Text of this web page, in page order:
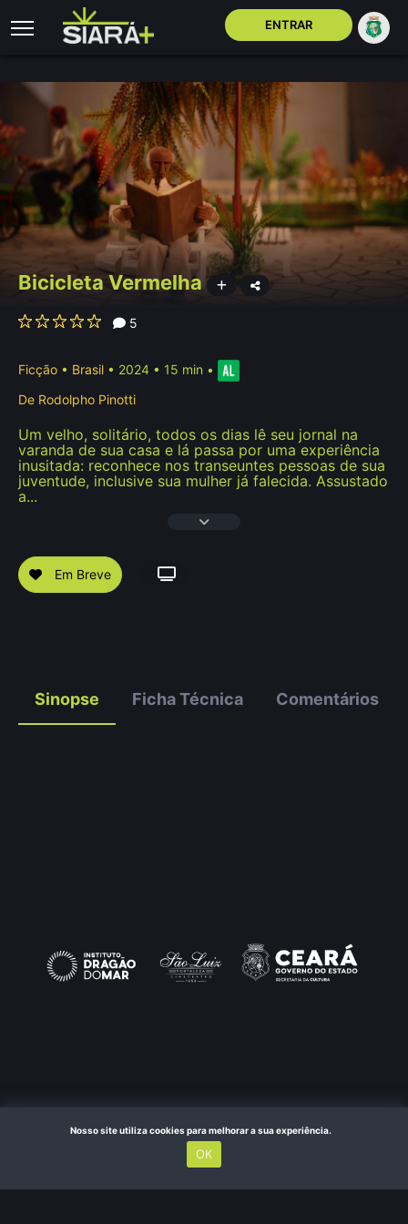
ENTRAR
Bicicleta Vermelha
5
Ficção • Brasil • 2024 • 15 min •
De Rodolpho Pinotti
Um velho, solitário, todos os dias lê seu jornal na
varanda de sua casa e lá passa por uma experiência
inusitada: reconhece nos transeuntes pessoas de sua
juventude, inclusive sua mulher já falecida. Assustado
a...
Em Breve
Sinopse Ficha Técnica Comentários
Dúvidas?Acesse nossa FAQ ou fale com anossa equipe
Termos de Uso
Siará+ © 2025. Todos os direitos reservados.
Nosso site utiliza cookies para melhorar a sua experiência.
OK